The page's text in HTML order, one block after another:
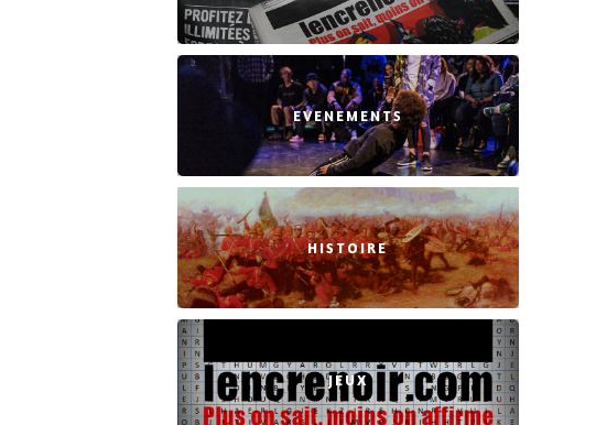
EVENEMENTS
HISTOIRE
JEUX